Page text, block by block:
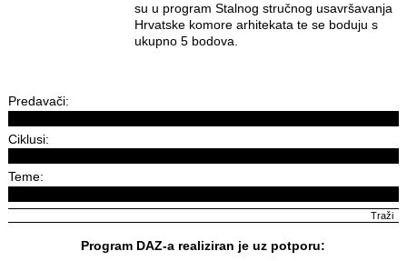
su u program Stalnog stručnog usavršavanja
Hrvatske komore arhitekata te se boduju s
ukupno 5 bodova.
Predavači:
Ciklusi:
Teme:
Program DAZ-a realiziran je uz potporu: